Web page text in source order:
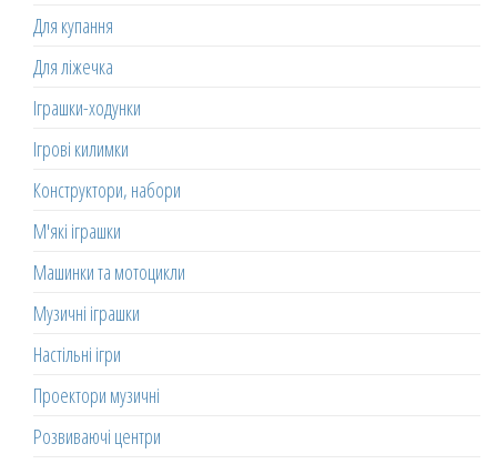
Для купання
Для ліжечка
Іграшки-ходунки
Ігрові килимки
Конструктори, набори
М'які іграшки
Машинки та мотоцикли
Музичні іграшки
Настільні ігри
Проектори музичні
Розвиваючі центри